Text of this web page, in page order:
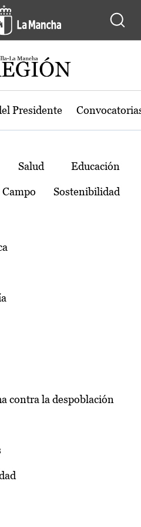
de Castilla-La
Presidente
Salud Educación
Campo Sostenibilidad
contra la despoblación